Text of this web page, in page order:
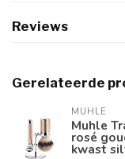
Reviews
Gerelateerde
MUHLE
Muhle
rosé
kwast